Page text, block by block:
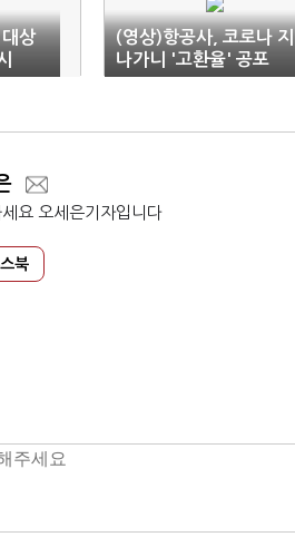
상
(영상)항공사, 코로나 지
나가니 '고환율' 공포
요 오세은기자입니다
북